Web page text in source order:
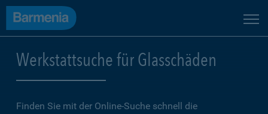
Werkstattsuche für Glasschäden
Finden Sie mit der Online-Suche schnell die